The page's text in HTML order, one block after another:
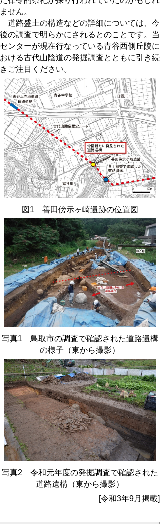
ません。
道路盛土の構造などの詳細については、今
後の調査で明らかにされるとのことです。当
センターが現在行なっている青谷西側丘陵に
おける古代山陰道の発掘調査とともに引き続
きご注目ください。
図1 善田傍示ヶ崎遺跡の位置図
写真1 鳥取市の調査で確認された道路遺構
の様子（東から撮影）
写真2 令和元年度の発掘調査で確認された
道路遺構（東から撮影）
[令和3年9月掲載]